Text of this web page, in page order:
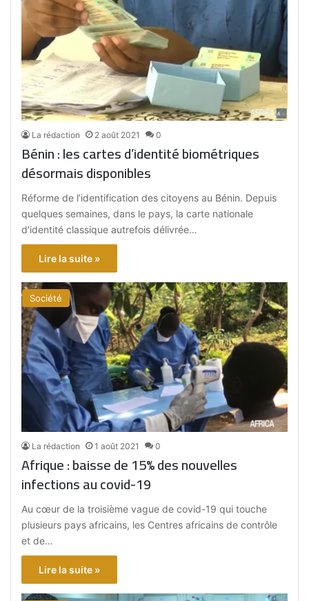
La rédaction 2 août 2021 0
Bénin : les cartes d’identité biométriques
désormais disponibles
Réforme de l’identification des citoyens au Bénin. Depuis
quelques semaines, dans le pays, la carte nationale
d'identité classique autrefois délivrée…
Lire la suite »
Société
La rédaction 1 août 2021 0
Afrique : baisse de 15% des nouvelles
infections au covid-19
Au cœur de la troisième vague de covid-19 qui touche
plusieurs pays africains, les Centres africains de contrôle
et de…
Lire la suite »